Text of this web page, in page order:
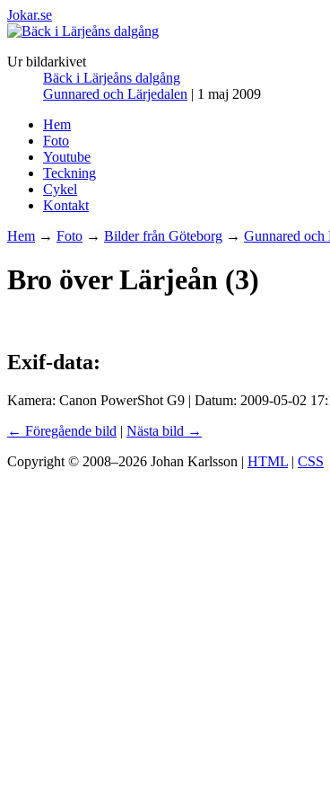
Jokar.se
Ur bildarkivet
Bäck i Lärjeåns dalgång
Gunnared och Lärjedalen | 1 maj 2009
Hem
Foto
Youtube
Teckning
Cykel
Kontakt
Hem → Foto → Bilder från Göteborg → Gunnared och
Bro över Lärjeån (3)
Exif-data:
Kamera: Canon PowerShot G9 | Datum: 2009-05-02
← Föregående bild | Nästa bild →
Copyright © 2008–2026 Johan Karlsson | HTML | CSS